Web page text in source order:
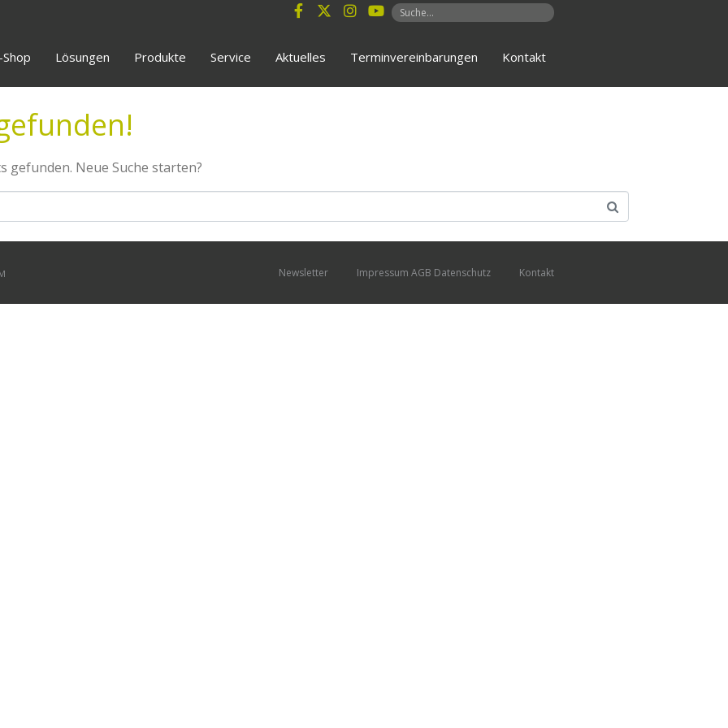
Lösungen Produkte Service Aktuelles Terminvereinbarungen Kontakt
gefunden. Neue Suche starten?
Newsletter Impressum AGB Datenschutz Kontakt